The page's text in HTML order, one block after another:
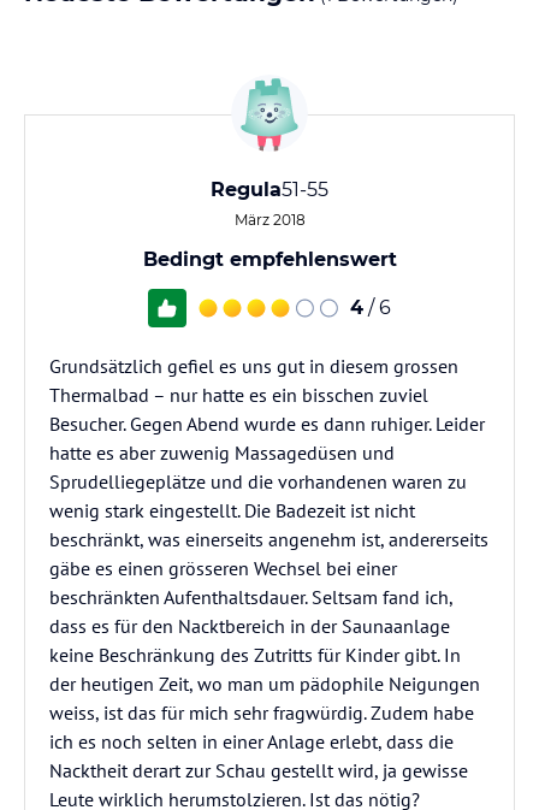
Regula51-55
März 2018
Bedingt empfehlenswert
4 / 6
Grundsätzlich gefiel es uns gut in diesem grossen
Thermalbad – nur hatte es ein bisschen zuviel
Besucher. Gegen Abend wurde es dann ruhiger. Leider
hatte es aber zuwenig Massagedüsen und
Sprudelliegeplätze und die vorhandenen waren zu
wenig stark eingestellt. Die Badezeit ist nicht
beschränkt, was einerseits angenehm ist, andererseits
gäbe es einen grösseren Wechsel bei einer
beschränkten Aufenthaltsdauer. Seltsam fand ich,
dass es für den Nacktbereich in der Saunaanlage
keine Beschränkung des Zutritts für Kinder gibt. In
der heutigen Zeit, wo man um pädophile Neigungen
weiss, ist das für mich sehr fragwürdig. Zudem habe
ich es noch selten in einer Anlage erlebt, dass die
Nacktheit derart zur Schau gestellt wird, ja gewisse
Leute wirklich herumstolzieren. Ist das nötig?